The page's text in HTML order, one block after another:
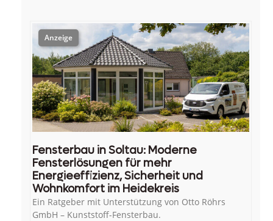
Fensterbau in Soltau: Moderne
Fensterlösungen für mehr
Energieeffizienz, Sicherheit und
Wohnkomfort im Heidekreis
Ein Ratgeber mit Unterstützung von Otto Röhrs
GmbH – Kunststoff-Fensterbau.